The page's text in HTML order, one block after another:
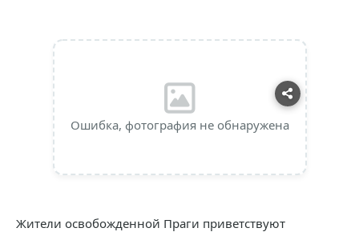
Ошибка, фотография не обнаружена
Жители освобожденной Праги приветствуют